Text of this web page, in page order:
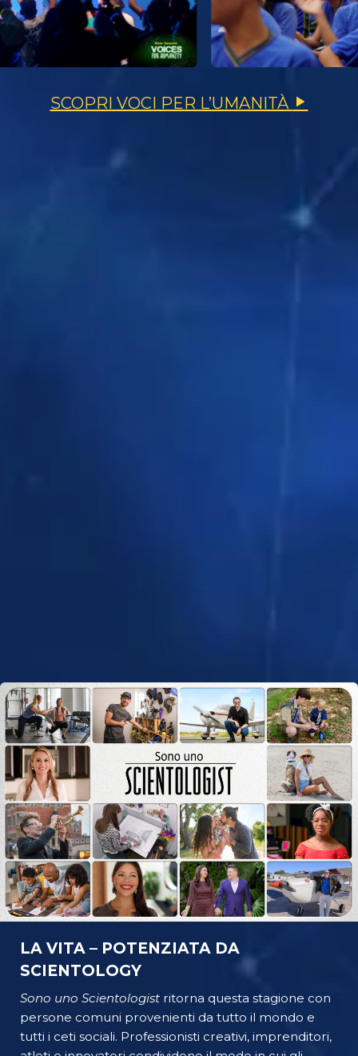
SCOPRI VOCI PER L’UMANITÀ
LA VITA – POTENZIATA DA
SCIENTOLOGY
Sono uno Scientologist ritorna questa stagione con
persone comuni provenienti da tutto il mondo e
tutti i ceti sociali. Professionisti creativi, imprenditori,